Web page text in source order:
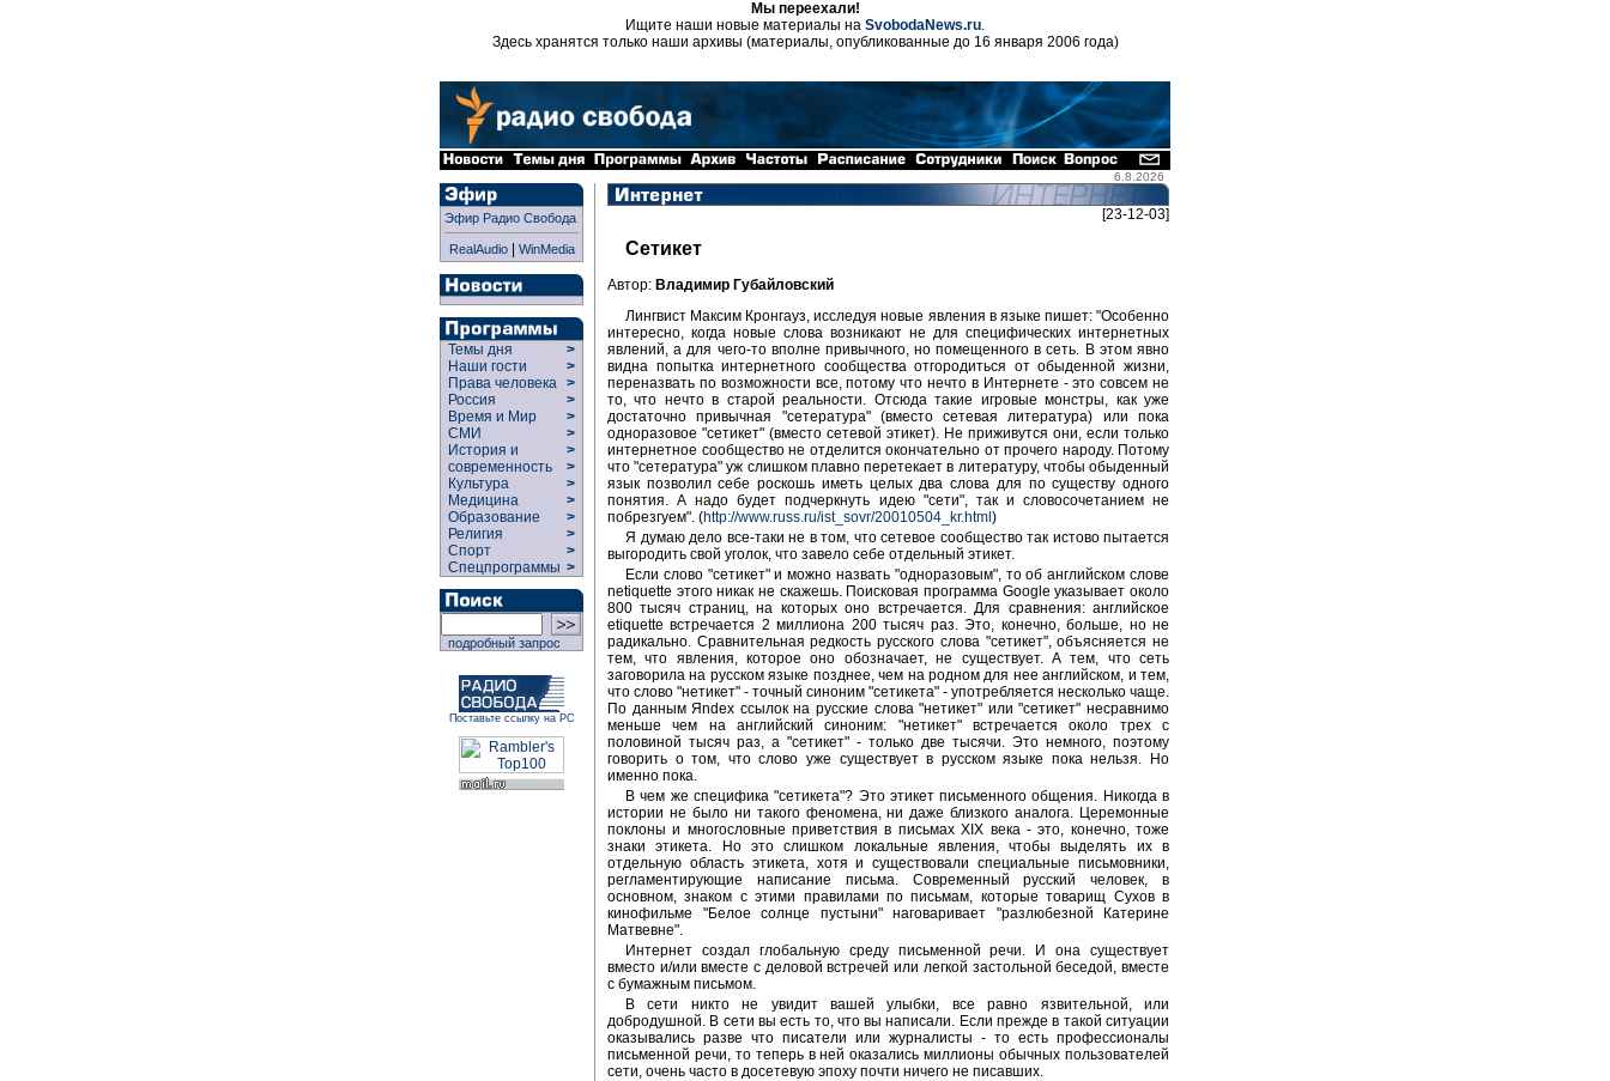
Мы переехали!
Ищите наши новые материалы на SvobodaNews.ru.
Здесь хранятся только наши архивы (материалы, опубликованные до 16 января 2006 года)
6.8.2026
Эфир Радио Свобода
RealAudio| WinMedia
Темы дня
>
Наши гости
>
Права человека >
Россия
>
Время и Мир
>
СМИ
>
История и
современность
>
>
Культура
>
Медицина
>
Образование
>
Религия
>
Спорт
>
Спецпрограммы >
подробный запрос
Поставьте ссылку на РС
[23-12-03]
Сетикет
Автор: Владимир Губайловский
Лингвист Максим Кронгауз, исследуя новые явления в языке пишет: "Особенно
интересно, когда новые слова возникают не для специфических интернетных
явлений, а для чего-то вполне привычного, но помещенного в сеть. В этом явно
видна попытка интернетного сообщества отгородиться от обыденной жизни,
переназвать по возможности все, потому что нечто в Интернете - это совсем не
то, что нечто в старой реальности. Отсюда такие игровые монстры, как уже
достаточно привычная "сетература" (вместо сетевая литература) или пока
одноразовое "сетикет" (вместо сетевой этикет). Не приживутся они, если только
интернетное сообщество не отделится окончательно от прочего народу. Потому
что "сетература" уж слишком плавно перетекает в литературу, чтобы обыденный
язык позволил себе роскошь иметь целых два слова для по существу одного
понятия. А надо будет подчеркнуть идею "сети", так и словосочетанием не
побрезгуем". (http://www.russ.ru/ist_sovr/20010504_kr.html)
Я думаю дело все-таки не в том, что сетевое сообщество так истово пытается
выгородить свой уголок, что завело себе отдельный этикет.
Если слово "сетикет" и можно назвать "одноразовым", то об английском слове
netiquette этого никак не скажешь. Поисковая программа Google указывает около
800 тысяч страниц, на которых оно встречается. Для сравнения: английское
etiquette встречается 2 миллиона 200 тысяч раз. Это, конечно, больше, но не
радикально. Сравнительная редкость русского слова "сетикет", объясняется не
тем, что явления, которое оно обозначает, не существует. А тем, что сеть
заговорила на русском языке позднее, чем на родном для нее английском, и тем,
что слово "нетикет" - точный синоним "сетикета" - употребляется несколько чаще.
По данным Яndex ссылок на русские слова "нетикет" или "сетикет" несравнимо
меньше чем на английский синоним: "нетикет" встречается около трех с
половиной тысяч раз, а "сетикет" - только две тысячи. Это немного, поэтому
говорить о том, что слово уже существует в русском языке пока нельзя. Но
именно пока.
В чем же специфика "сетикета"? Это этикет письменного общения. Никогда в
истории не было ни такого феномена, ни даже близкого аналога. Церемонные
поклоны и многословные приветствия в письмах XIX века - это, конечно, тоже
знаки этикета. Но это слишком локальные явления, чтобы выделять их в
отдельную область этикета, хотя и существовали специальные письмовники,
регламентирующие написание письма. Современный русский человек, в
основном, знаком с этими правилами по письмам, которые товарищ Сухов в
кинофильме "Белое солнце пустыни" наговаривает "разлюбезной Катерине
Матвевне".
Интернет создал глобальную среду письменной речи. И она существует
вместо и/или вместе с деловой встречей или легкой застольной беседой, вместе
с бумажным письмом.
В сети никто не увидит вашей улыбки, все равно язвительной, или
добродушной. В сети вы есть то, что вы написали. Если прежде в такой ситуации
оказывались разве что писатели или журналисты - то есть профессионалы
письменной речи, то теперь в ней оказались миллионы обычных пользователей
сети, очень часто в досетевую эпоху почти ничего не писавших.